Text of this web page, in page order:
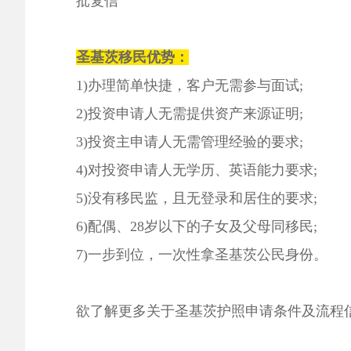
圣基茨移民优势：
1)办理简单快捷，客户无需参与面试;
2)投资申请人无需提供资产来源证明 ;
3)投资主申请人无需管理经验的要求;
4)对投资申请人无学历、英语能力要求;
5)没有移民监，且无登录和居住的要求;
6)配偶、 28岁以下的子女及父母同移民;
7)一步到位，一次性拿圣基茨公民身份。
欲了解更多关于圣基茨护照申请条件及流程